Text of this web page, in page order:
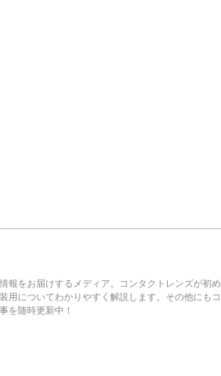
報をお届けするメディア。コンタクトレンズが初め
用についてわかりやすく解説します。その他にもコ
を随時更新中！